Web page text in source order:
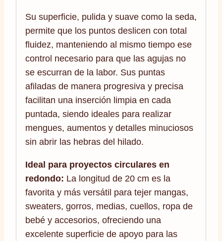
Su superficie, pulida y suave como la seda,
permite que los puntos deslicen con total
fluidez, manteniendo al mismo tiempo ese
control necesario para que las agujas no
se escurran de la labor. Sus puntas
afiladas de manera progresiva y precisa
facilitan una inserción limpia en cada
puntada, siendo ideales para realizar
mengues, aumentos y detalles minuciosos
sin abrir las hebras del hilado.
Ideal para proyectos circulares en
redondo: La longitud de 20 cm es la
favorita y más versátil para tejer mangas,
sweaters, gorros, medias, cuellos, ropa de
bebé y accesorios, ofreciendo una
excelente superficie de apoyo para las